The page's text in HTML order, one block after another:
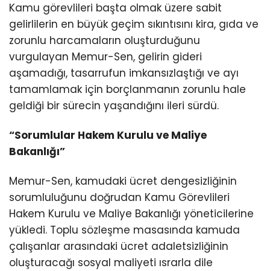
Kamu görevlileri başta olmak üzere sabit
gelirlilerin en büyük geçim sıkıntısını kira, gıda ve
zorunlu harcamaların oluşturduğunu
vurgulayan Memur-Sen, gelirin gideri
aşamadığı, tasarrufun imkansızlaştığı ve ayı
tamamlamak için borçlanmanın zorunlu hale
geldiği bir sürecin yaşandığını ileri sürdü.
“Sorumlular Hakem Kurulu ve Maliye
Bakanlığı”
Memur-Sen, kamudaki ücret dengesizliğinin
sorumluluğunu doğrudan Kamu Görevlileri
Hakem Kurulu ve Maliye Bakanlığı yöneticilerine
yükledi. Toplu sözleşme masasında kamuda
çalışanlar arasındaki ücret adaletsizliğinin
oluşturacağı sosyal maliyeti ısrarla dile